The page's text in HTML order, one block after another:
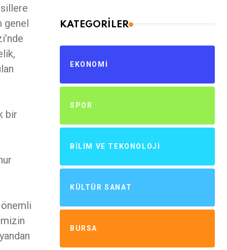
genel
bir
KATEGORILER
EKONOMI
SPOR
BILIM VE TEKONOLOJI
KÜLTÜR SANAT
BURSA